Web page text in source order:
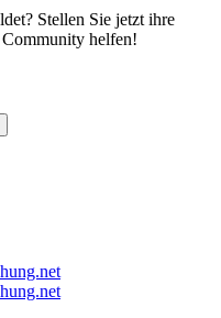
Stellen Sie jetzt ihre
Community helfen!